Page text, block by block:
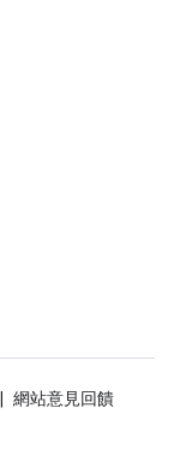
網站意見回饋